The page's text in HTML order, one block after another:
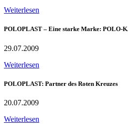
Weiterlesen
POLOPLAST – Eine starke Marke: POLO-
29.07.2009
Weiterlesen
POLOPLAST: Partner des Roten Kreuzes
20.07.2009
Weiterlesen